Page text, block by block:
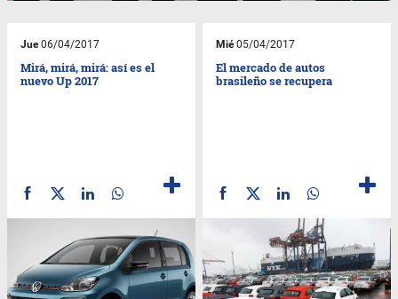
Jue06/04/2017
Mirá, mirá, mirá: así es el
nuevo Up 2017
Mié05/04/2017
El mercado de autos
brasileño se recupera